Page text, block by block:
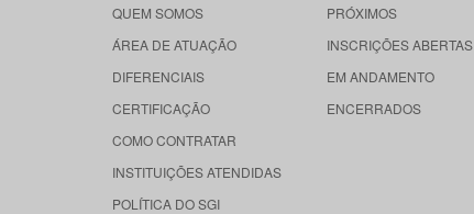
QUEM SOMOS
ÁREA DE ATUAÇÃO
DIFERENCIAIS
CERTIFICAÇÃO
COMO CONTRATAR
INSTITUIÇÕES ATENDIDAS
POLÍTICA DO SGI
PRÓXIMOS
INSCRIÇÕES ABERTAS
EM ANDAMENTO
ENCERRADOS